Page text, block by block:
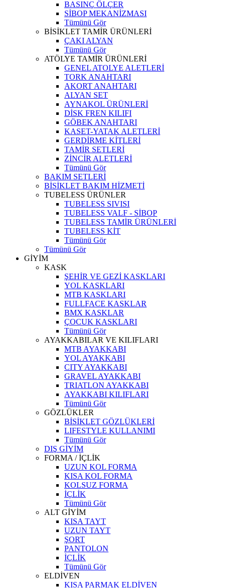
BASINÇ ÖLÇER
SİBOP MEKANİZMASI
Tümünü Gör
BİSİKLET TAMİR ÜRÜNLERİ
ÇAKI ALYAN
Tümünü Gör
ATÖLYE TAMİR ÜRÜNLERİ
GENEL ATOLYE ALETLERİ
TORK ANAHTARI
AKORT ANAHTARI
ALYAN SET
AYNAKOL ÜRÜNLERİ
DİSK FREN KILIFI
GÖBEK ANAHTARI
KASET-YATAK ALETLERİ
GERDİRME KİTLERİ
TAMİR SETLERİ
ZİNCİR ALETLERİ
Tümünü Gör
BAKIM SETLERİ
BİSİKLET BAKIM HİZMETİ
TUBELESS ÜRÜNLER
TUBELESS SIVISI
TUBELESS VALF - SİBOP
TUBELESS TAMİR ÜRÜNLERİ
TUBELESS KİT
Tümünü Gör
Tümünü Gör
GİYİM
KASK
ŞEHİR VE GEZİ KASKLARI
YOL KASKLARI
MTB KASKLARI
FULLFACE KASKLAR
BMX KASKLAR
ÇOCUK KASKLARI
Tümünü Gör
AYAKKABILAR VE KILIFLARI
MTB AYAKKABI
YOL AYAKKABI
CITY AYAKKABI
GRAVEL AYAKKABI
TRIATLON AYAKKABI
AYAKKABI KILIFLARI
Tümünü Gör
GÖZLÜKLER
BİSİKLET GÖZLÜKLERİ
LIFESTYLE KULLANIMI
Tümünü Gör
DIŞ GİYİM
FORMA / İÇLİK
UZUN KOL FORMA
KISA KOL FORMA
KOLSUZ FORMA
İÇLİK
Tümünü Gör
ALT GİYİM
KISA TAYT
UZUN TAYT
ŞORT
PANTOLON
İÇLİK
Tümünü Gör
ELDİVEN
KISA PARMAK ELDİVEN